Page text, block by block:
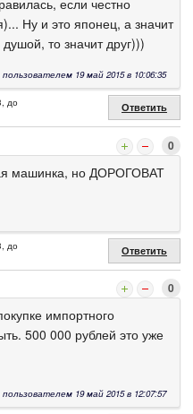
если честно
Ну и это японец, а значит
то значит друг)))
19 май 2015 в 10:06:35
до
Ответить
0
машинка, но ДОРОГОВАТ
до
Ответить
0
импортного
500 000 рублей это уже
19 май 2015 в 12:07:57